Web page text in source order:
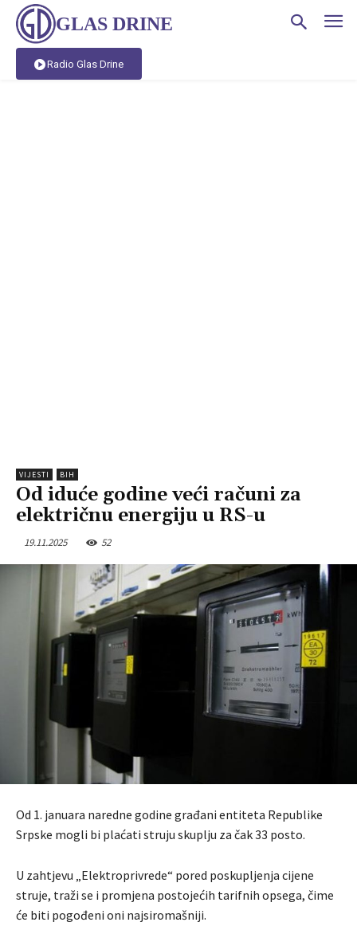
GLAS DRINE
Radio Glas Drine
VIJESTI BIH
Od iduće godine veći računi za
električnu energiju u RS-u
19.11.2025 52
Od 1. januara naredne godine građani entiteta Republike
Srpske mogli bi plaćati struju skuplju za čak 33 posto.
U zahtjevu „Elektroprivrede“ pored poskupljenja cijene
struje, traži se i promjena postojećih tarifnih opsega, čime
će biti pogođeni oni najsiromašniji.